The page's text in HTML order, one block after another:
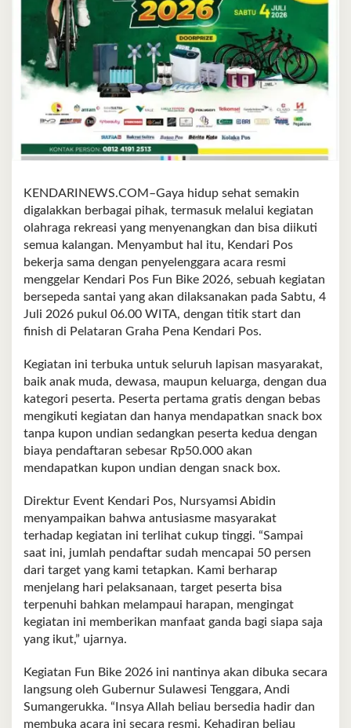
KENDARINEWS.COM–Gaya hidup sehat semakin
digalakkan berbagai pihak, termasuk melalui kegiatan
olahraga rekreasi yang menyenangkan dan bisa diikuti
semua kalangan. Menyambut hal itu, Kendari Pos
bekerja sama dengan penyelenggara acara resmi
menggelar Kendari Pos Fun Bike 2026, sebuah kegiatan
bersepeda santai yang akan dilaksanakan pada Sabtu, 4
Juli 2026 pukul 06.00 WITA, dengan titik start dan
finish di Pelataran Graha Pena Kendari Pos.
Kegiatan ini terbuka untuk seluruh lapisan masyarakat,
baik anak muda, dewasa, maupun keluarga, dengan dua
kategori peserta. Peserta pertama gratis dengan bebas
mengikuti kegiatan dan hanya mendapatkan snack box
tanpa kupon undian sedangkan peserta kedua dengan
biaya pendaftaran sebesar Rp50.000 akan
mendapatkan kupon undian dengan snack box.
Direktur Event Kendari Pos, Nursyamsi Abidin
menyampaikan bahwa antusiasme masyarakat
terhadap kegiatan ini terlihat cukup tinggi. “Sampai
saat ini, jumlah pendaftar sudah mencapai 50 persen
dari target yang kami tetapkan. Kami berharap
menjelang hari pelaksanaan, target peserta bisa
terpenuhi bahkan melampaui harapan, mengingat
kegiatan ini memberikan manfaat ganda bagi siapa saja
yang ikut,” ujarnya.
Kegiatan Fun Bike 2026 ini nantinya akan dibuka secara
langsung oleh Gubernur Sulawesi Tenggara, Andi
Sumangerukka. “Insya Allah beliau bersedia hadir dan
membuka acara ini secara resmi. Kehadiran beliau